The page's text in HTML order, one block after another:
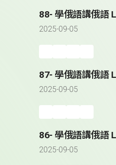
88- 學俄語講俄語
2025-09-05
87- 學俄語講俄語
2025-09-05
86- 學俄語講俄語
2025-09-05